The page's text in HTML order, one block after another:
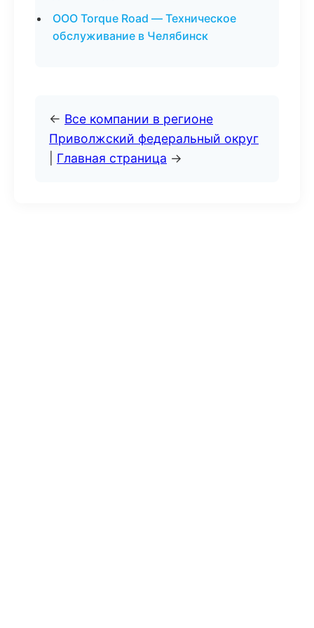
ООО Torque Road — Техническое
обслуживание в Челябинск
← Все компании в регионе
Приволжский федеральный округ
Главная страница →